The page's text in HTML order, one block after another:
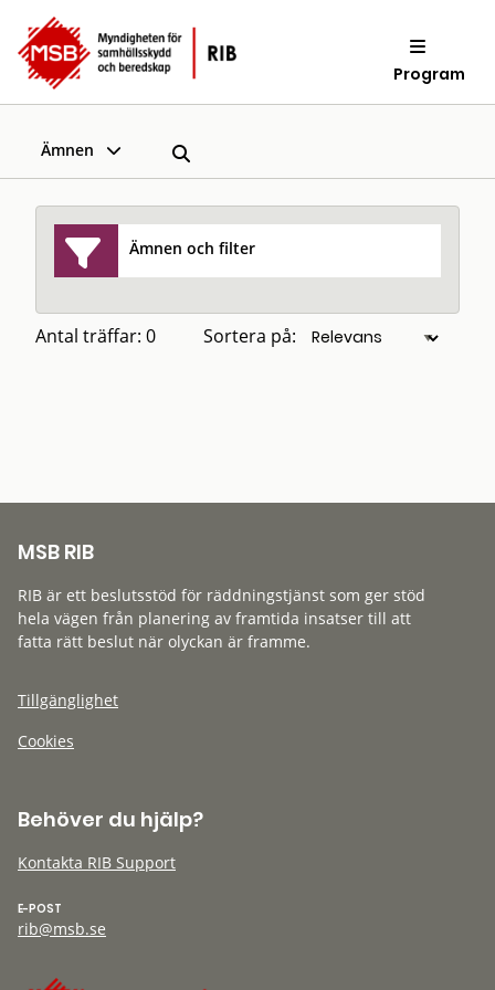
Program
Ämnen
Ämnen och filter
Antal träffar: 0 Sortera på:
MSB RIB
RIB är ett beslutsstöd för räddningstjänst som ger stöd
hela vägen från planering av framtida insatser till att
fatta rätt beslut när olyckan är framme.
Tillgänglighet
Cookies
Behöver du hjälp?
Kontakta RIB Support
E-POST
rib@msb.se